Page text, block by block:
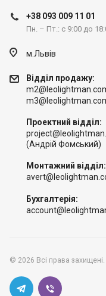
+38 093 009 11 01
Пн. – Пт.: с 9:00 до
м.Львів
Відділ продажу:
Проектний відділ:
(Андрій Фомський)
Монтажний відділ:
Бухгалтерія:
© 2026 Всі права захищені.